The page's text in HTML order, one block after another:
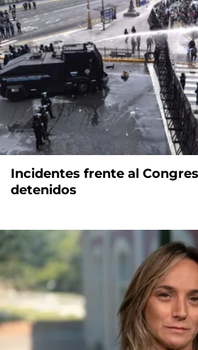
Incidentes frente al
detenidos